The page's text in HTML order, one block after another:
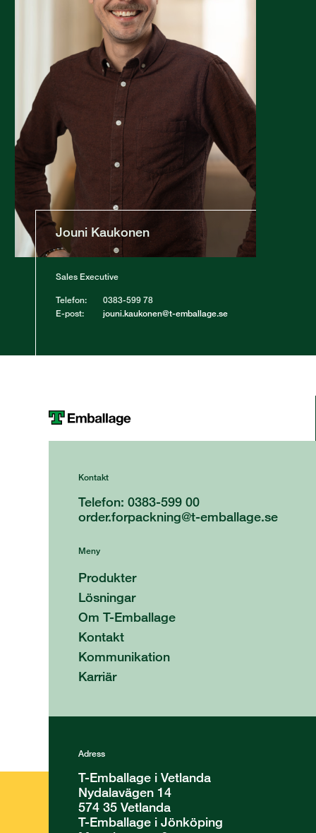
Jouni Kaukonen
Sales Executive
Telefon:
0383-599 78
E-post:
jouni.kaukonen@t-emballage.se
Kontakt
Telefon: 0383-599 00
order.forpackning@t-emballage.se
Meny
Produkter
Lösningar
Om T-Emballage
Kontakt
Kommunikation
Karriär
Adress
T-Emballage i Vetlanda
Nydalavägen 14
574 35 Vetlanda
T-Emballage i Jönköping